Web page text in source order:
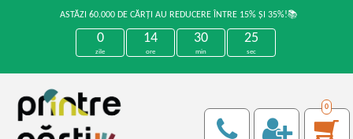
ASTĂZI 60.000 DE CĂRȚI AU REDUCERE ÎNTRE 15% ȘI 35%!📚
0
zile
14
ore
30
min
25
sec
0